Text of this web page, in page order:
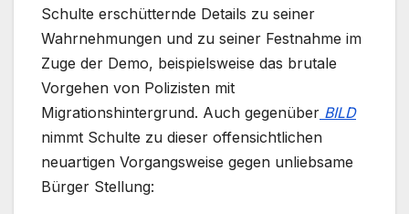
Schulte erschütternde Details zu seiner
Wahrnehmungen und zu seiner Festnahme im
Zuge der Demo, beispielsweise das brutale
Vorgehen von Polizisten mit
Migrationshintergrund. Auch gegenüber BILD
nimmt Schulte zu dieser offensichtlichen
neuartigen Vorgangsweise gegen unliebsame
Bürger Stellung: